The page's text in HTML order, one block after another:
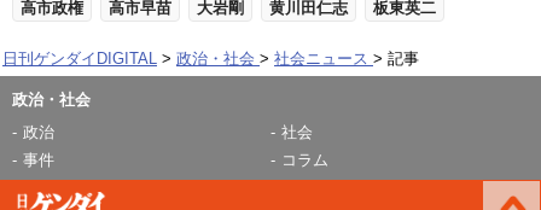
高市政権 高市早苗 大岩剛 黄川田仁志 板東英二
日刊ゲンダイDIGITAL 政治・社会 社会ニュース 記事
政治・社会
政治
社会
事件
コラム